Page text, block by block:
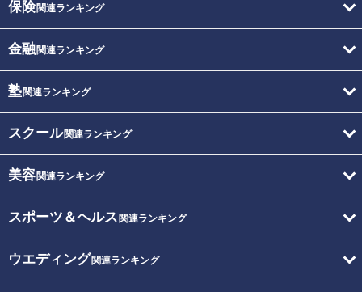
保険関連ランキング
金融関連ランキング
塾関連ランキング
スクール関連ランキング
美容関連ランキング
スポーツ＆ヘルス 関連ランキング
ウエディング関連ランキング